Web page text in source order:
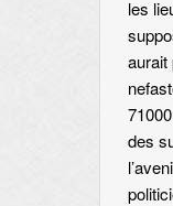
les
aurait
des